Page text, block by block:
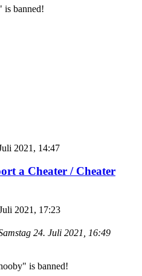
banned!
2021, 14:47
a Cheater / Cheater
2021, 17:23
24. Juli 2021, 16:49
is banned!